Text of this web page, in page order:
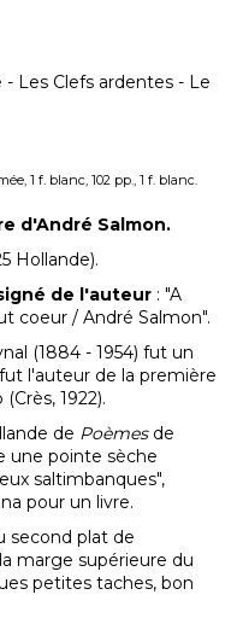
Les Clefs ardentes - Le
1 f. blanc, 102 pp., 1 f. blanc.
d'André Salmon.
Hollande).
de l'auteur : "A
coeur / André Salmon".
(1884 - 1954) fut un
l'auteur de la première
1922).
de Poèmesde
une pointe sèche
saltimbanques",
pour un livre.
second plat de
marge supérieure du
petites taches, bon